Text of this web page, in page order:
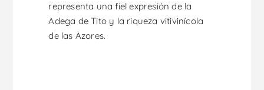
representa una fiel expresión de la
Adega de Tito y la riqueza vitivinícola
de las Azores.